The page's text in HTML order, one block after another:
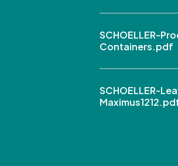
SCHOELLER-
Containers.pdf
SCHOELLER-